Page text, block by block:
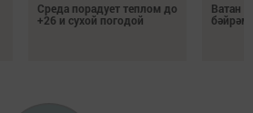
Среда порадует теплом до
+26 и сухой погодой
Ватан
бәйрәм